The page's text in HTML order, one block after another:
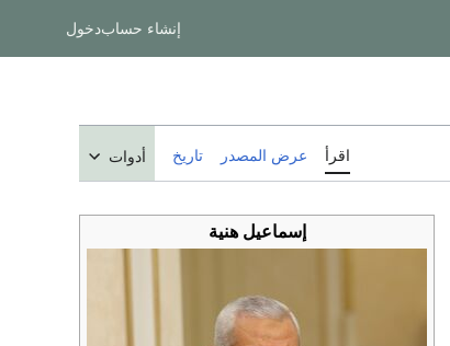
إنشاء حسابدخول
اقرأ عرض المصدر تاريخ أدوات
إسماعيل هنية